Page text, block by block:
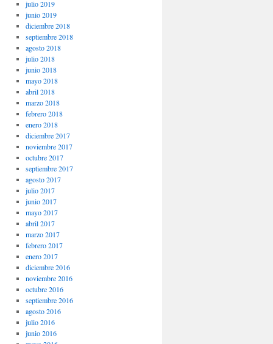
julio 2019
junio 2019
diciembre 2018
septiembre 2018
agosto 2018
julio 2018
junio 2018
mayo 2018
abril 2018
marzo 2018
febrero 2018
enero 2018
diciembre 2017
noviembre 2017
octubre 2017
septiembre 2017
agosto 2017
julio 2017
junio 2017
mayo 2017
abril 2017
marzo 2017
febrero 2017
enero 2017
diciembre 2016
noviembre 2016
octubre 2016
septiembre 2016
agosto 2016
julio 2016
junio 2016